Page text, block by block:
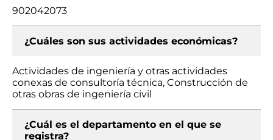
902042073
¿Cuáles son sus actividades económicas?
Actividades de ingeniería y otras actividades
conexas de consultoría técnica, Construcción de
otras obras de ingeniería civil
¿Cuál es el departamento en el que se
registra?